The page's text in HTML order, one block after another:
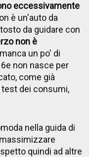
eccessivamente
è un'auto da
da guidare con
non è
un po' di
non nasce per
come già
dei consumi,
nella guida di
quindi ad altre